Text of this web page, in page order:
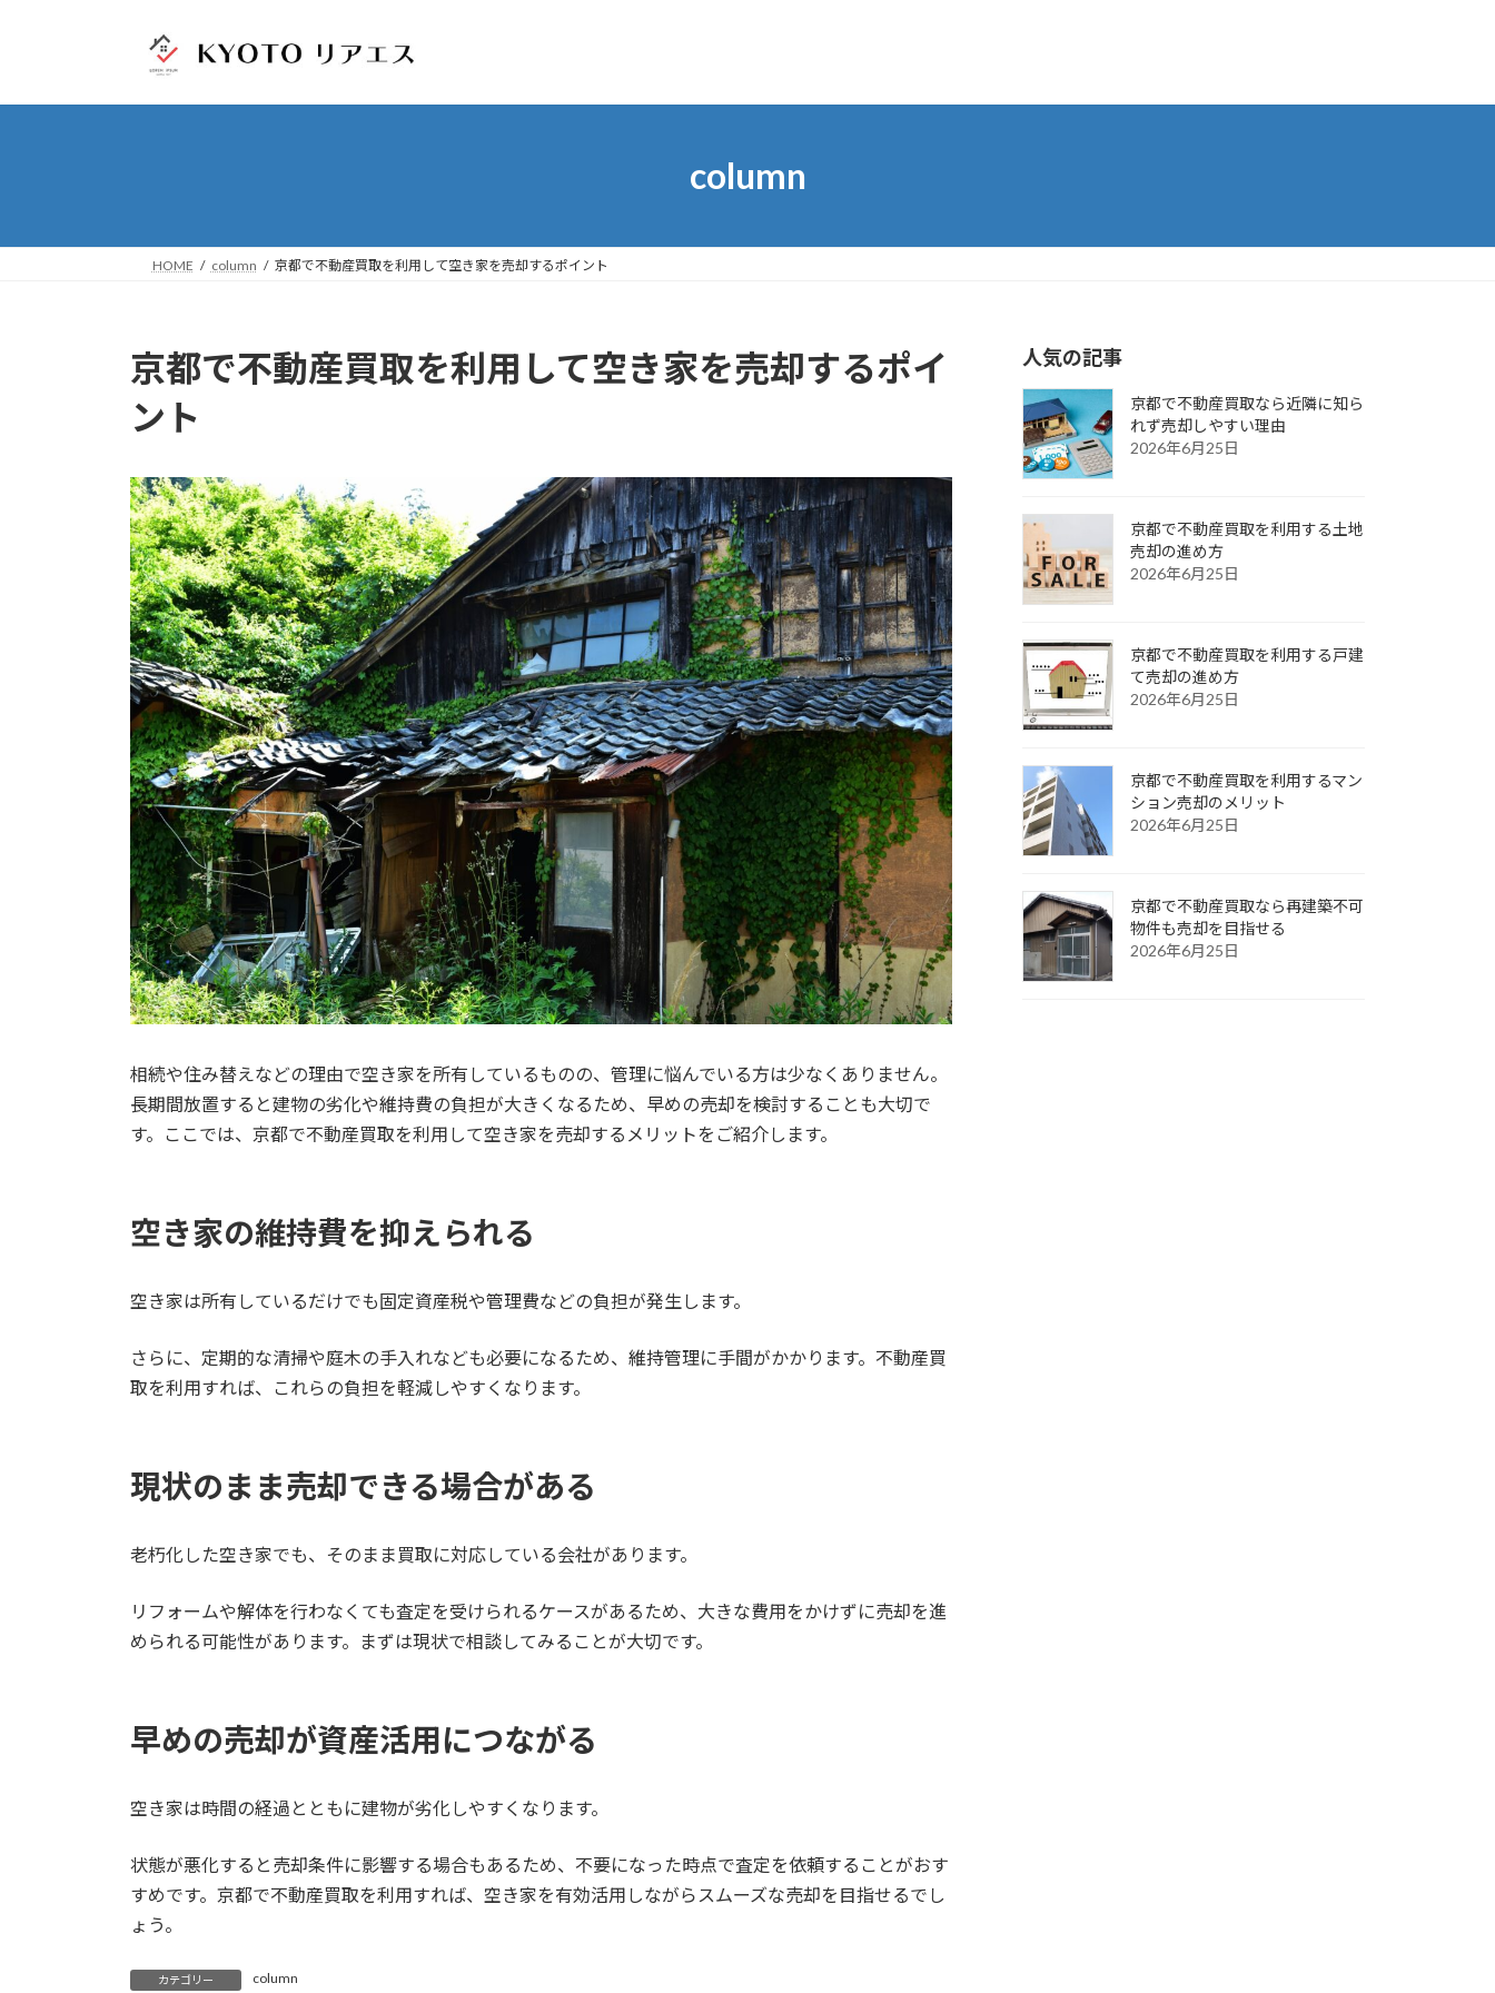
プ
動
column
HOME column 京都で不動産買取を利用して空き家を売却するポイント
京都で不動産買取を利用して空き家を売却するポイ
ント
相続や住み替えなどの理由で空き家を所有しているものの、管理に悩んでいる方は少なくありません。
長期間放置すると建物の劣化や維持費の負担が大きくなるため、早めの売却を検討することも大切で
す。ここでは、京都で不動産買取を利用して空き家を売却するメリットをご紹介します。
空き家の維持費を抑えられる
空き家は所有しているだけでも固定資産税や管理費などの負担が発生します。
さらに、定期的な清掃や庭木の手入れなども必要になるため、維持管理に手間がかかります。不動産買
取を利用すれば、これらの負担を軽減しやすくなります。
現状のまま売却できる場合がある
老朽化した空き家でも、そのまま買取に対応している会社があります。
リフォームや解体を行わなくても査定を受けられるケースがあるため、大きな費用をかけずに売却を進
められる可能性があります。まずは現状で相談してみることが大切です。
早めの売却が資産活用につながる
空き家は時間の経過とともに建物が劣化しやすくなります。
状態が悪化すると売却条件に影響する場合もあるため、不要になった時点で査定を依頼することがおす
すめです。京都で不動産買取を利用すれば、空き家を有効活用しながらスムーズな売却を目指せるでし
ょう。
カテゴリー column
人気の記事
京都で不動産買取なら近隣に知ら
れず売却しやすい理由
2026年6月25日
京都で不動産買取を利用する土地
売却の進め方
2026年6月25日
京都で不動産買取を利用する戸建
て売却の進め方
2026年6月25日
京都で不動産買取を利用するマン
ション売却のメリット
2026年6月25日
京都で不動産買取なら再建築不可
物件も売却を目指せる
2026年6月25日